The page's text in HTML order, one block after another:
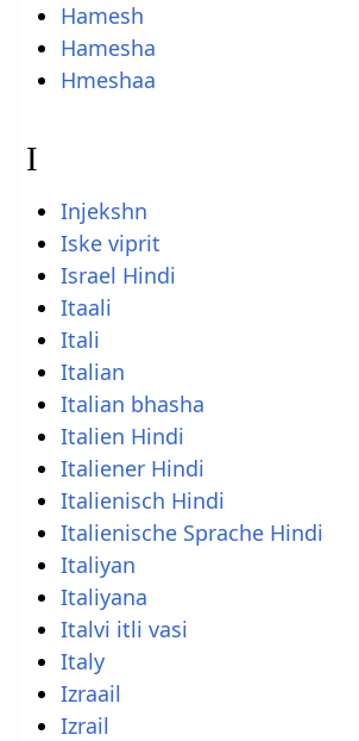
Hamesh
Hamesha
Hmeshaa
I
Injekshn
Iske viprit
Israel Hindi
Itaali
Itali
Italian
Italian bhasha
Italien Hindi
Italiener Hindi
Italienisch Hindi
Italienische Sprache Hindi
Italiyan
Italiyana
Italvi itli vasi
Italy
Izraail
Izrail